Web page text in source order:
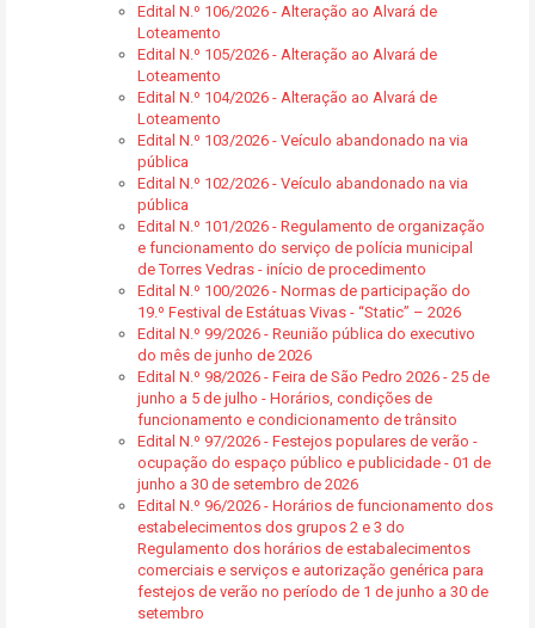
Edital N.º 106/2026 - Alteração ao Alvará de
Loteamento
Edital N.º 105/2026 - Alteração ao Alvará de
Loteamento
Edital N.º 104/2026 - Alteração ao Alvará de
Loteamento
Edital N.º 103/2026 - Veículo abandonado na via
pública
Edital N.º 102/2026 - Veículo abandonado na via
pública
Edital N.º 101/2026 - Regulamento de organização
e funcionamento do serviço de polícia municipal
de Torres Vedras - início de procedimento
Edital N.º 100/2026 - Normas de participação do
19.º Festival de Estátuas Vivas - “Static” – 2026
Edital N.º 99/2026 - Reunião pública do executivo
do mês de junho de 2026
Edital N.º 98/2026 - Feira de São Pedro 2026 - 25 de
junho a 5 de julho - Horários, condições de
funcionamento e condicionamento de trânsito
Edital N.º 97/2026 - Festejos populares de verão -
ocupação do espaço público e publicidade - 01 de
junho a 30 de setembro de 2026
Edital N.º 96/2026 - Horários de funcionamento dos
estabelecimentos dos grupos 2 e 3 do
Regulamento dos horários de estabalecimentos
comerciais e serviços e autorização genérica para
festejos de verão no período de 1 de junho a 30 de
setembro